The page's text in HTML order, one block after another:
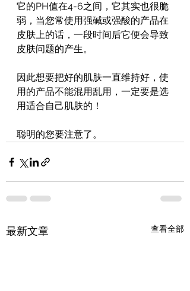
它的PH值在4-6之间，它其实也很脆
弱，当您常使用强碱或强酸的产品在
皮肤上的话，一段时间后它便会导致
皮肤问题的产生。
因此想要把好的肌肤一直维持好，使
用的产品不能混用乱用，一定要是选
用适合自己肌肤的！
聪明的您要注意了。
最新文章 查看全部